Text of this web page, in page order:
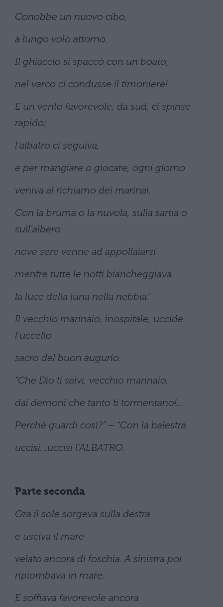
Conobbe un nuovo cibo,
a lungo volò attorno.
Il ghiaccio si spaccò con un boato;
nel varco ci condusse il timoniere!
E un vento favorevole, da sud, ci spinse
rapido;
l’albatro ci seguiva,
e per mangiare o giocare, ogni giorno
veniva al richiamo dei marinai.
Con la bruma o la nuvola, sulla sartia o
sull’albero
nove sere venne ad appollaiarsi
mentre tutte le notti biancheggiava
la luce della luna nella nebbia.”
Il vecchio marinaio, inospitale, uccide
l’uccello
sacro del buon augurio.
“Che Dio ti salvi, vecchio marinaio,
dai demoni che tanto ti tormentano!…
Perché guardi così?” – “Con la balestra
uccisi…uccisi l’ALBATRO.
Parte seconda
Ora il sole sorgeva sulla destra
e usciva il mare
velato ancora di foschia. A sinistra poi
ripiombava in mare.
E soffiava favorevole ancora